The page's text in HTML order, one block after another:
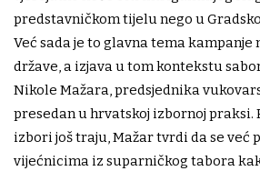
predstavničkom tijelu nego u
Već sada je to glavna tema
države, a izjava u tom kontekstu
Nikole Mažara, predsjednika
presedan u hrvatskoj izbornoj praksi.
izbori još traju, Mažar tvrdi da se već
vijećnicima iz suparničkog tabora